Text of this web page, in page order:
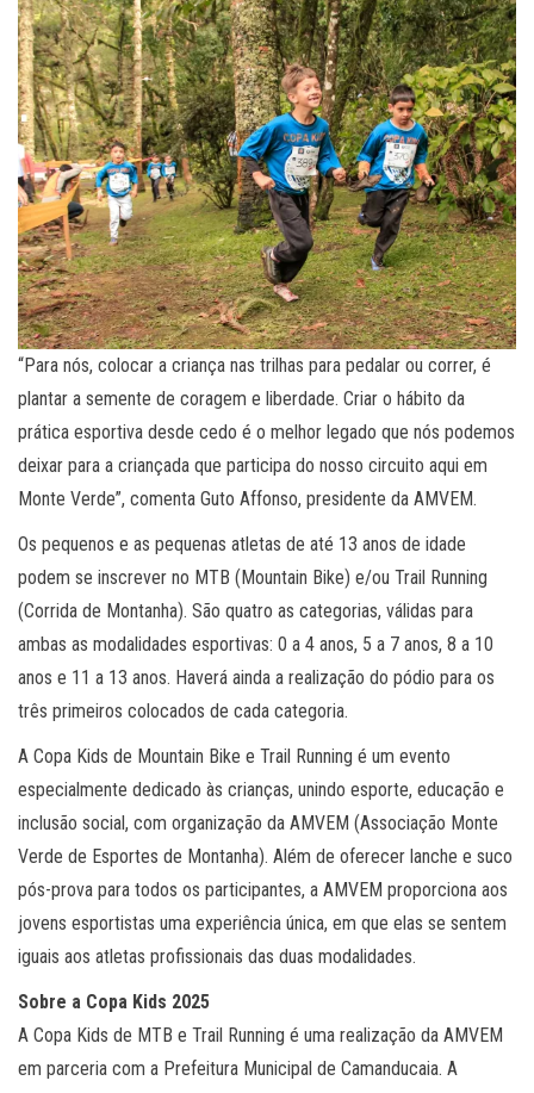
“Para nós, colocar a criança nas trilhas para pedalar ou correr, é
plantar a semente de coragem e liberdade. Criar o hábito da
prática esportiva desde cedo é o melhor legado que nós podemos
deixar para a criançada que participa do nosso circuito aqui em
Monte Verde”, comenta Guto Affonso, presidente da AMVEM.
Os pequenos e as pequenas atletas de até 13 anos de idade
podem se inscrever no MTB (Mountain Bike) e/ou Trail Running
(Corrida de Montanha). São quatro as categorias, válidas para
ambas as modalidades esportivas: 0 a 4 anos, 5 a 7 anos, 8 a 10
anos e 11 a 13 anos. Haverá ainda a realização do pódio para os
três primeiros colocados de cada categoria.
A Copa Kids de Mountain Bike e Trail Running é um evento
especialmente dedicado às crianças, unindo esporte, educação e
inclusão social, com organização da AMVEM (Associação Monte
Verde de Esportes de Montanha). Além de oferecer lanche e suco
pós-prova para todos os participantes, a AMVEM proporciona aos
jovens esportistas uma experiência única, em que elas se sentem
iguais aos atletas profissionais das duas modalidades.
Sobre a Copa Kids 2025
A Copa Kids de MTB e Trail Running é uma realização da AMVEM
em parceria com a Prefeitura Municipal de Camanducaia. A